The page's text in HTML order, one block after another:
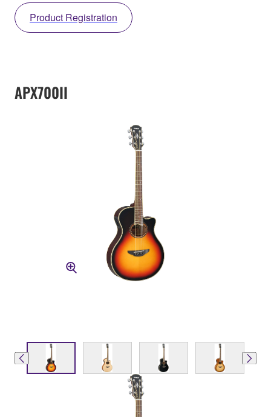
Product Registration
APX700II